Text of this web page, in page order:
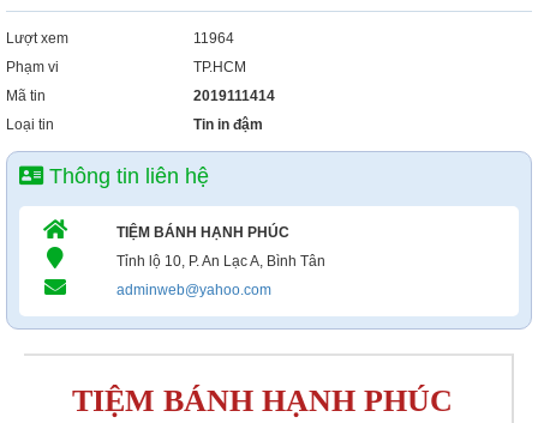
Lượt xem
11964
Phạm vi
TP.HCM
Mã tin
2019111414
Loại tin
Tin in đậm
Thông tin liên hệ
TIỆM BÁNH HẠNH PHÚC
Tỉnh lộ 10, P. An Lạc A, Bình Tân
adminweb@yahoo.com
TIỆM BÁNH HẠNH PHÚC